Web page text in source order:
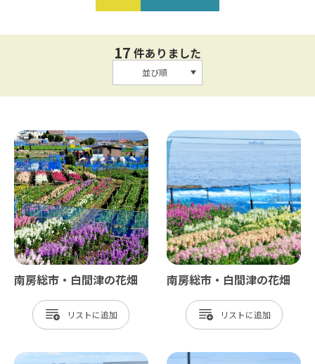
17 件ありました
並び順
南房総市・白間津の花畑
リスト
南房総市・白間津の花畑
リスト